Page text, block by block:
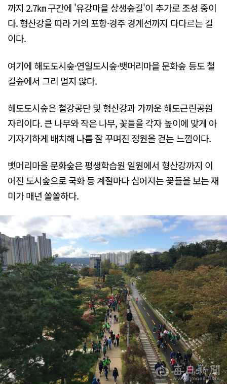
까지 2.7㎞ 구간에 '유강마을 상생숲길'이 추가로 조성 중이
다. 형산강을 따라 거의 포항·경주 경계선까지 다다르는 길
이다.
여기에 해도도시숲·연일도시숲·뱃머리마을 문화숲 등도 철
길숲에서 그리 멀지 않다.
해도도시숲은 철강공단 및 형산강과 가까운 해도근린공원
자리이다. 큰 나무와 작은 나무, 꽃들을 각자 높이에 맞게 아
기자기하게 배치해 나름 잘 꾸며진 정원을 걷는 느낌이다.
뱃머리마을 문화숲은 평생학습원 일원에서 형산강까지 이
어진 도시숲으로 국화 등 계절마다 심어지는 꽃들을 보는 재
미가 매년 쏠쏠하다.